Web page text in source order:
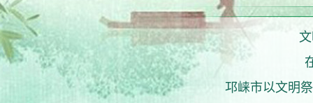
邛崃市以文明